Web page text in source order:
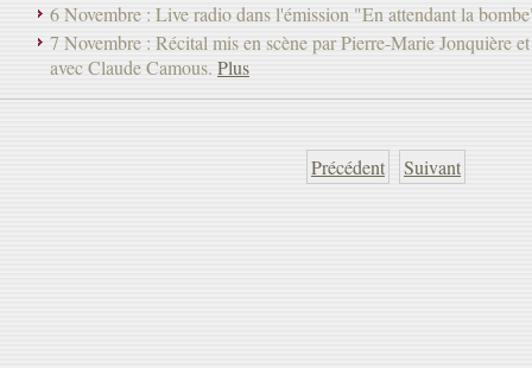
6 Novembre : Live radio dans l'émission "En attendant la
7 Novembre : Récital mis en scène par Pierre-Marie Jonquière
avec Claude Camous. Plus
Précédent Suivant